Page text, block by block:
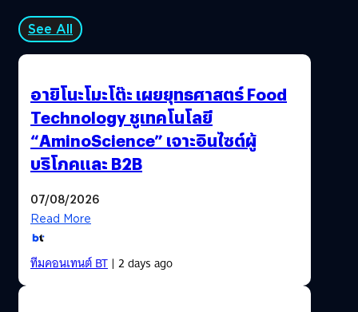
See All
อายิโนะโมะโต๊ะ เผยยุทธศาสตร์ Food
Technology ชูเทคโนโลยี
“AminoScience” เจาะอินไซต์ผู้
บริโภคและ B2B
07/08/2026
Read More
ทีมคอนเทนต์ BT| 2 days ago